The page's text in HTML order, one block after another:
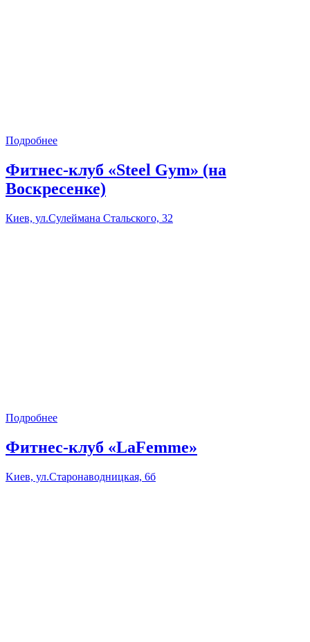
Подробнее
Фитнес-клуб «Steel Gym» (на
Воскресенке)
Киев, ул.Сулеймана Стальского, 32
Подробнее
Фитнес-клуб «LaFemme»
Kиев, ул.Старонаводницкая, 6б